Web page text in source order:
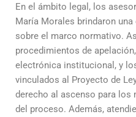
En el ámbito legal, los
María Morales brindaron
sobre el marco normativo.
procedimientos de
electrónica institucional, y
vinculados al Proyecto de
derecho al ascenso para los
del proceso. Además,